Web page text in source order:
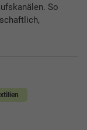
So